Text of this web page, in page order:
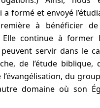
a formé et envoyé
à bénéficier de
continue à former
servir dans le
de l’étude biblique,
l’évangélisation, du
domaine où son